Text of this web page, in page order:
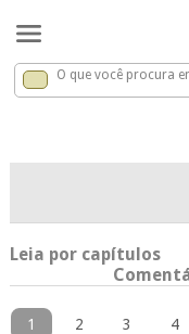
Amós x
O que você procura
Leia por capítulos
1 2 3 4